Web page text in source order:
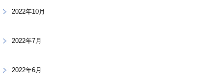
2022年10月
2022年7月
2022年6月